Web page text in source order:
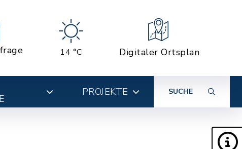
14 °C Digitaler Ortsplan
PROJEKTE SUCHE